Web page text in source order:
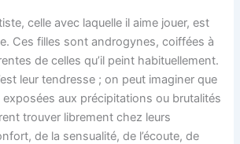
celle avec laquelle il aime jouer, est
Ces filles sont androgynes, coiffées à
de celles qu’il peint habituellement.
leur tendresse ; on peut imaginer que
aux précipitations ou brutalités
trouver librement chez leurs
de la sensualité, de l’écoute, de